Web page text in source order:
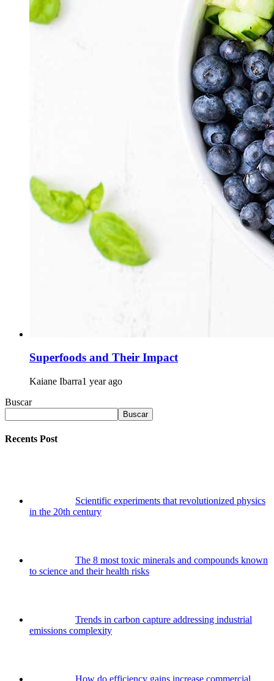
Superfoods and Their Impact
Kaiane Ibarra1 year ago
Buscar
Buscar
Recents Post
Scientific experiments that revolutionized physics
in the 20th century
The 8 most toxic minerals and compounds known
to science and their health risks
Trends in carbon capture addressing industrial
emissions complexity
How do efficiency gains increase commercial